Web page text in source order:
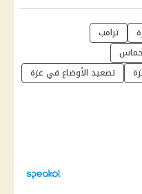
ترامب
حماس
تصعيد الأوضاع في غزة